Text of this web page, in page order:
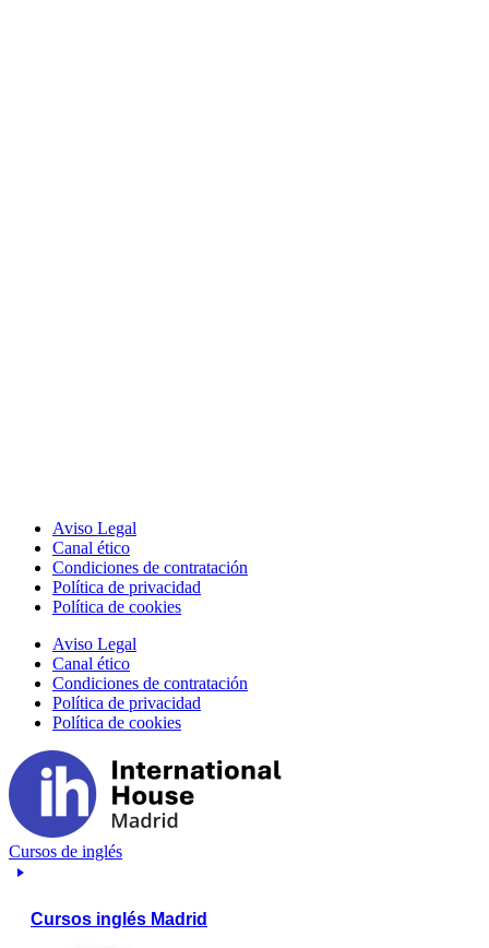
Aviso Legal
Canal ético
Condiciones de contratación
Política de privacidad
Política de cookies
Aviso Legal
Canal ético
Condiciones de contratación
Política de privacidad
Política de cookies
Cursos de inglés
Cursos inglés Madrid